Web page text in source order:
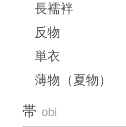
長襦袢
反物
単衣
薄物（夏物）
帯 obi